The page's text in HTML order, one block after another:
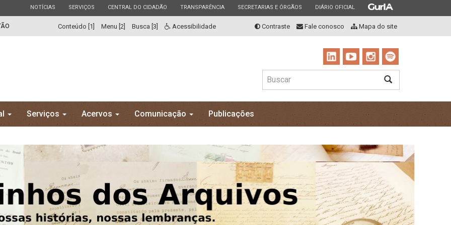
ESTADO
NOTÍCIAS ESTADO
SERVIÇOS ESTADO
CENTRAL DO CIDADÃO ESTADO
TRANSPARÊNCIA ESTADO
SECRETARIAS E ÓRGÃOS ESTADO
DIÁRIO OFICIAL ESTADO
Conteúdo [1] Menu [2] Busca [3] Acessibilidade Contraste Fale conosco Mapa do site
Buscar
Serviços Acervos Comunicação
Publicações